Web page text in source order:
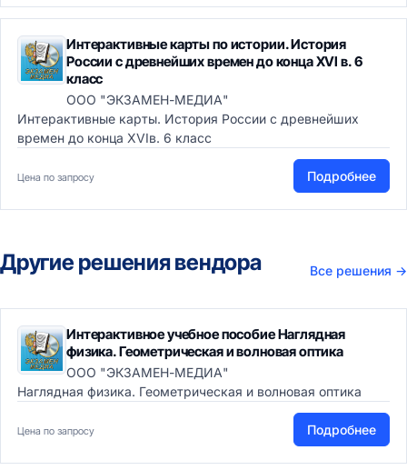
Интерактивные карты по истории. История
России с древнейших времен до конца XVI в. 6
класс
ООО "ЭКЗАМЕН-МЕДИА"
Интерактивные карты. История России с древнейших
времен до конца XVIв. 6 класс
Цена по запросу Подробнее
Другие решения вендора Все решения →
Интерактивное учебное пособие Наглядная
физика. Геометрическая и волновая оптика
ООО "ЭКЗАМЕН-МЕДИА"
Наглядная физика. Геометрическая и волновая оптика
Цена по запросу Подробнее